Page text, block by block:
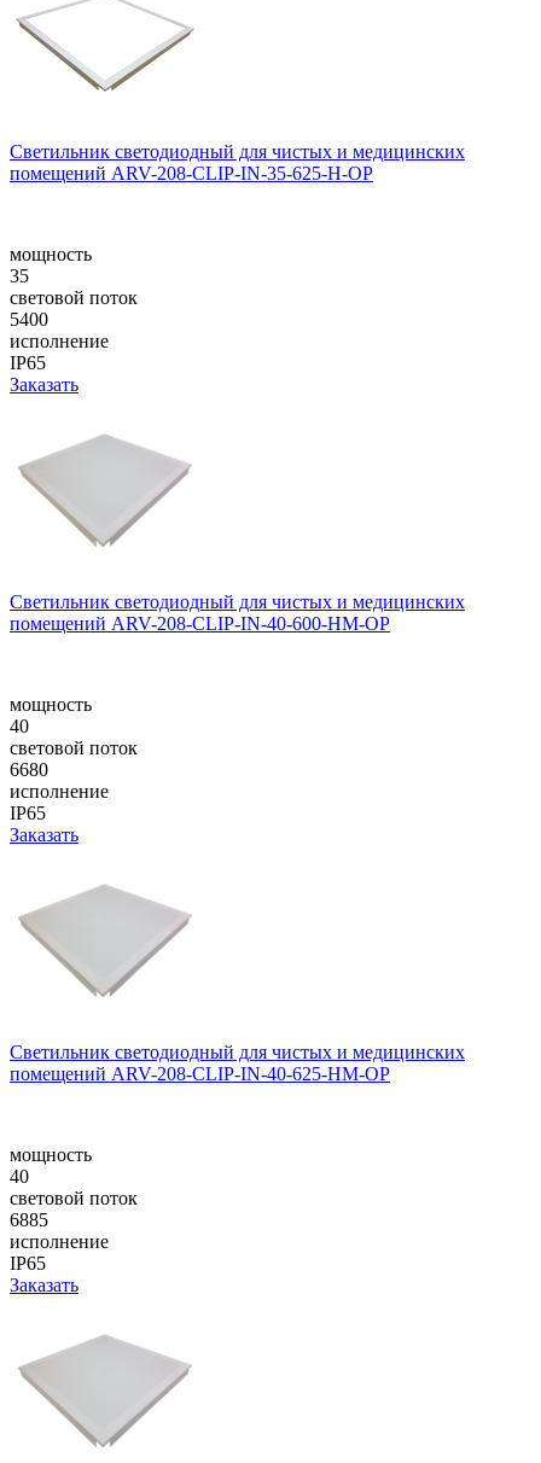
Светильник светодиодный для чистых и медицинских
помещений ARV-208-CLIP-IN-35-625-H-OP
мощность
35
световой поток
5400
исполнение
IP65
Заказать
Светильник светодиодный для чистых и медицинских
помещений ARV-208-CLIP-IN-40-600-НM-OP
мощность
40
световой поток
6680
исполнение
IP65
Заказать
Светильник светодиодный для чистых и медицинских
помещений ARV-208-CLIP-IN-40-625-НM-OP
мощность
40
световой поток
6885
исполнение
IP65
Заказать